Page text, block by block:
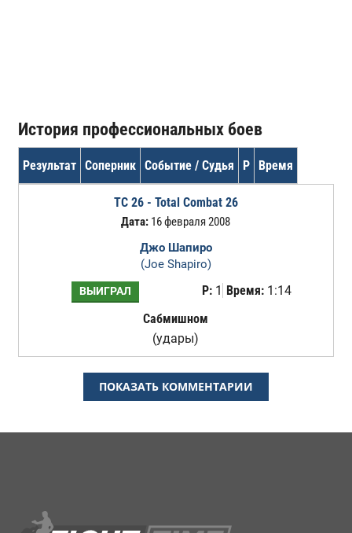
История профессиональных боев
Результат Соперник Событие / Судья Р Время
TC 26 - Total Combat 26
Дата: 16 февраля 2008
Джо Шапиро
(Joe Shapiro)
ВЫИГРАЛ Р:1 Время:1:14
Сабмишном
(удары)
ПОКАЗАТЬ КОММЕНТАРИИ